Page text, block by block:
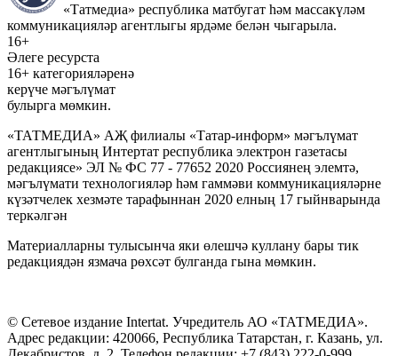
«Татмедиа» республика матбугат һәм массакүләм
коммуникацияләр агентлыгы ярдәме белән чыгарыла.
16+
Әлеге ресурста
16+ категорияләренә
керүче мәгълүмат
булырга мөмкин.
«ТАТМЕДИА» АҖ филиалы «Татар-информ» мәгълүмат
агентлыгының Интертат республика электрон газетасы
редакциясе» ЭЛ № ФС 77 - 77652 2020 Россиянең элемтә,
мәгълүмати технологияләр һәм гаммәви коммуникацияләрне
күзәтчелек хезмәте тарафыннан 2020 елның 17 гыйнварында
теркәлгән
Материалларны тулысынча яки өлешчә куллану бары тик
редакциядән язмача рөхсәт булганда гына мөмкин.
© Сетевое издание Intertat. Учредитель АО «ТАТМЕДИА».
Адрес редакции: 420066, Республика Татарстан, г. Казань, ул.